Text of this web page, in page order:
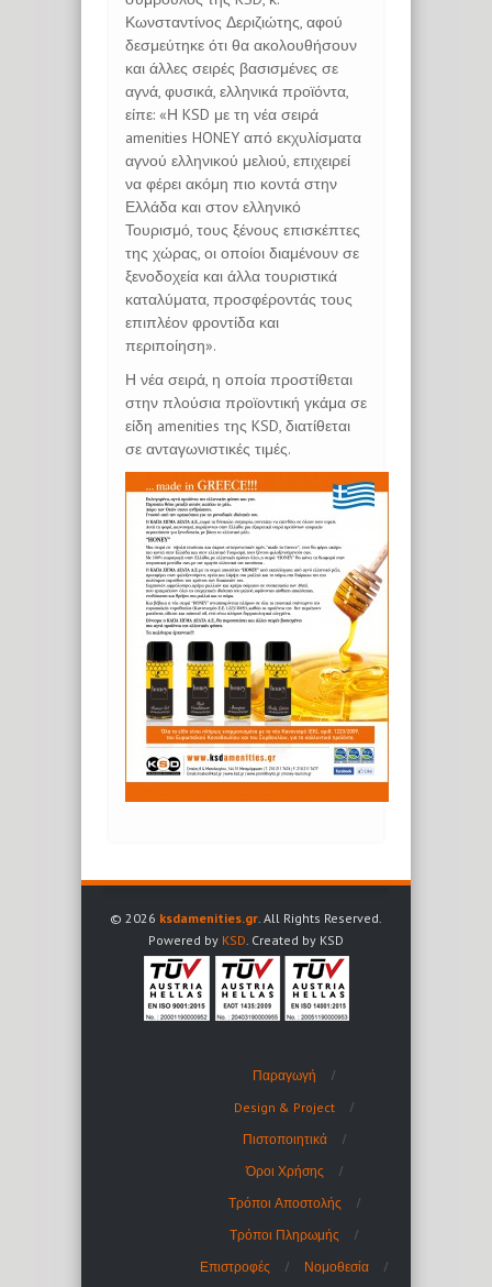
Κωνσταντίνος Δεριζιώτης, αφού
δεσμεύτηκε ότι θα ακολουθήσουν
και άλλες σειρές βασισμένες σε
αγνά, φυσικά, ελληνικά προϊόντα,
είπε: «Η KSD με τη νέα σειρά
amenities HONEY από εκχυλίσματα
αγνού ελληνικού μελιού, επιχειρεί
να φέρει ακόμη πιο κοντά στην
Ελλάδα και στον ελληνικό
Τουρισμό, τους ξένους επισκέπτες
της χώρας, οι οποίοι διαμένουν σε
ξενοδοχεία και άλλα τουριστικά
καταλύματα, προσφέροντάς τους
επιπλέον φροντίδα και
περιποίηση».
Η νέα σειρά, η οποία προστίθεται
στην πλούσια προϊοντική γκάμα σε
είδη amenities της KSD, διατίθεται
σε ανταγωνιστικές τιμές.
© 2026 ksdamenities.gr. All Rights Reserved.
Powered by KSD. Created by KSD
Παραγωγή
Design & Project
Πιστοποιητικά
Όροι Χρήσης
Τρόποι Αποστολής
Τρόποι Πληρωμής
Επιστροφές
Νομοθεσία